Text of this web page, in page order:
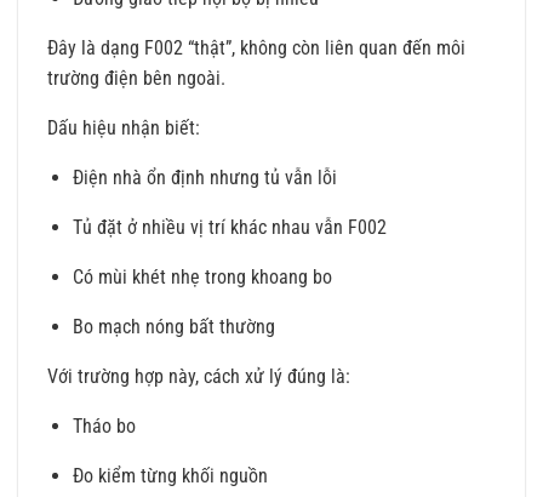
Đây là dạng F002 “thật”, không còn liên quan đến môi
trường điện bên ngoài.
Dấu hiệu nhận biết:
Điện nhà ổn định nhưng tủ vẫn lỗi
Tủ đặt ở nhiều vị trí khác nhau vẫn F002
Có mùi khét nhẹ trong khoang bo
Bo mạch nóng bất thường
Với trường hợp này, cách xử lý đúng là:
Tháo bo
Đo kiểm từng khối nguồn